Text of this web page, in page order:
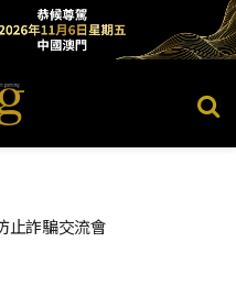
止詐騙交流會